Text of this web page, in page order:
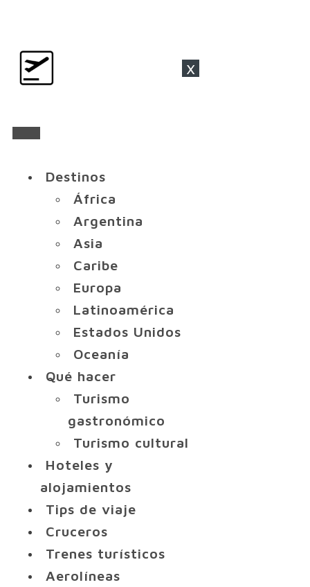
x
Destinos
África
Argentina
Asia
Caribe
Europa
Latinoamérica
Estados Unidos
Oceanía
Qué hacer
Turismo
gastronómico
Turismo cultural
Hoteles y
alojamientos
Tips de viaje
Cruceros
Trenes turísticos
Aerolíneas